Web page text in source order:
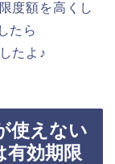
度額を高くし
たら
たよ♪
使えない
効期限